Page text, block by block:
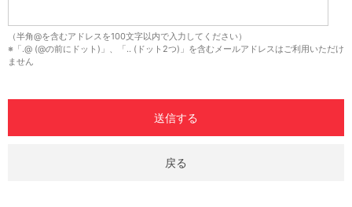
（半角@を含むアドレスを100文字以内で入力してください）
※「.@ (@の前にドット)」、「.. (ドット2つ)」を含むメールアドレスはご利用いただけ
ません
戻る